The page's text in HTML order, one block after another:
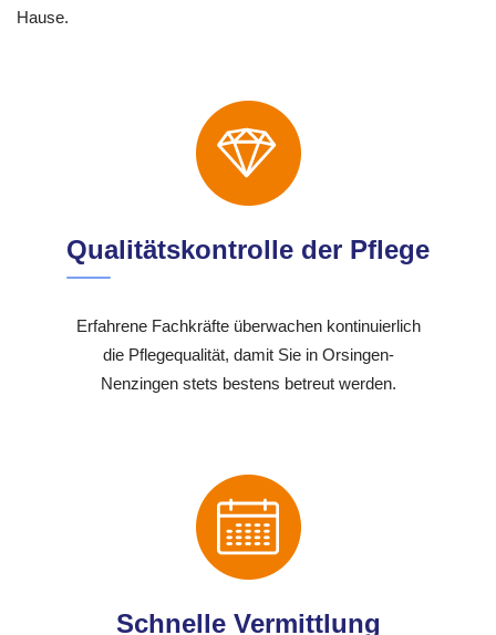
Hause.
Qualitätskontrolle der Pflege
Erfahrene Fachkräfte überwachen kontinuierlich
die Pflegequalität, damit Sie in Orsingen-
Nenzingen stets bestens betreut werden.
Schnelle Vermittlung